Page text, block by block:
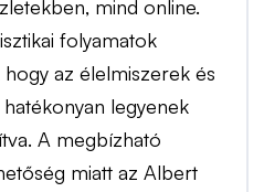
mind online.
folyamatok
az élelmiszerek és
legyenek
A megbízható
miatt az Albert